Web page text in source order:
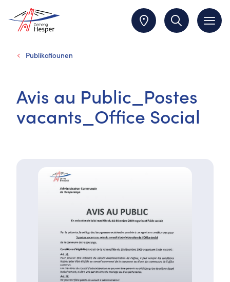
Publikatiounen
Avis au Public_Postes
vacants_Office Social